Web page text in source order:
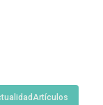
Artículos